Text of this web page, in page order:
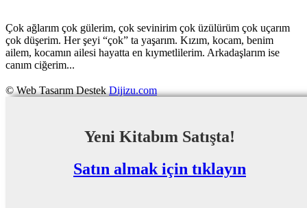
Çok ağlarım çok gülerim, çok sevinirim çok üzülürüm çok uçarım
çok düşerim. Her şeyi “çok” ta yaşarım. Kızım, kocam, benim
ailem, kocamın ailesi hayatta en kıymetlilerim. Arkadaşlarım ise
canım ciğerim...
© Web Tasarım DestekDijizu.com
Yeni Kitabım Satışta!
Satın almak için tıklayın